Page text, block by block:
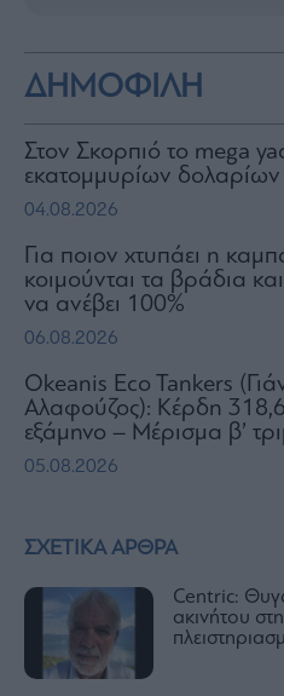
ΣΧΕΤΙΚΑ ΑΡΘΡΑ
Centric:
ακινήτου
ΔΗΜΟΦΙΛΗ
Στον Σκορπιό το mega
εκατομμυρίων
04.08.2026
Για ποιον χτυπάει η
κοιμούνται τα βράδια
να ανέβει 100%
06.08.2026
Okeanis Eco Tankers
Αλαφούζος): Κέρδη
εξάμηνο – Μέρισμα β’
05.08.2026